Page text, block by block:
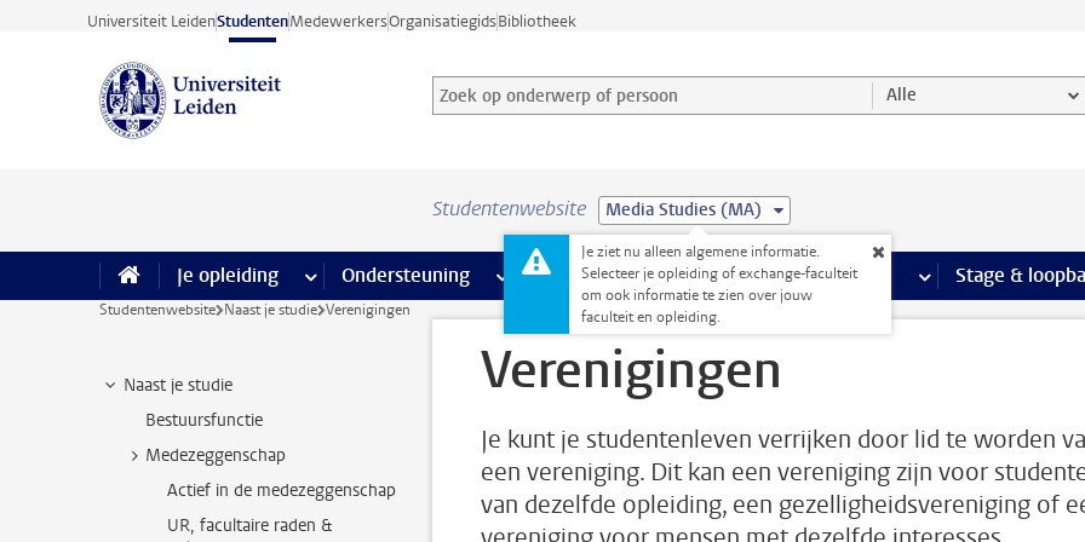
Ga direct naar de inhoud
Universiteit LeidenStudentenMedewerkersOrganisatiegidsBibliotheek
Zoek op onderwerp of persoon en selecteer categorie
Zoekterm Alle
Studentenwebsite Media Studies (MA)
Je ziet nu alleen algemene informatie.
Selecteer je opleiding of exchange-faculteit
om ook informatie te zien over jouw
faculteit en opleiding.
Je opleiding meer Je opleiding pagina’s
Ondersteuning meer Ondersteuning pagina’s
Faciliteiten meer Faciliteiten pagina’s
Extra studieactiviteiten meer Extra
Stage &
Studentenwebsite Naast je studie Verenigingen
Naast je studie
Bestuursfunctie
Medezeggenschap
Actief in de medezeggenschap
UR, facultaire raden &
Verenigingen
Je kunt je studentenleven verrijken door lid te worden
een vereniging. Dit kan een vereniging zijn voor
van dezelfde opleiding, een gezelligheidsvereniging of